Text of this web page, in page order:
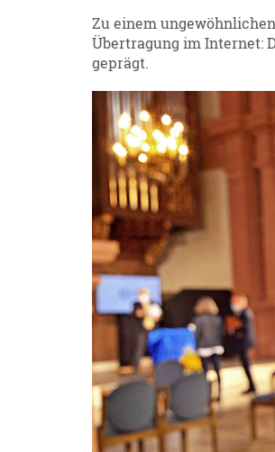
Zu einem
Übertragung im Internet:
geprägt.